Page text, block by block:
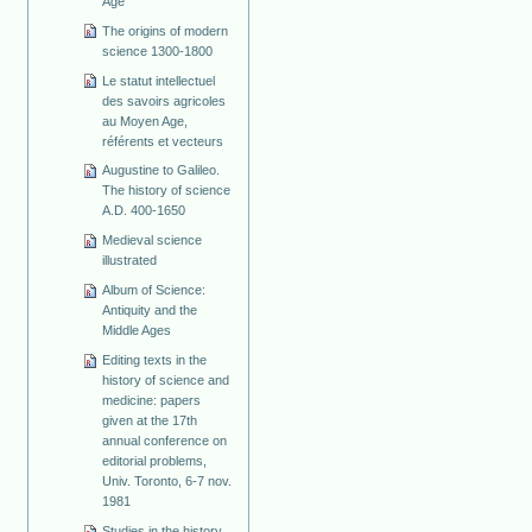
The origins of modern
science 1300-1800
Le statut intellectuel
des savoirs agricoles
au Moyen Age,
référents et vecteurs
Augustine to Galileo.
The history of science
A.D. 400-1650
Medieval science
illustrated
Album of Science:
Antiquity and the
Middle Ages
Editing texts in the
history of science and
medicine: papers
given at the 17th
annual conference on
editorial problems,
Univ. Toronto, 6-7 nov.
1981